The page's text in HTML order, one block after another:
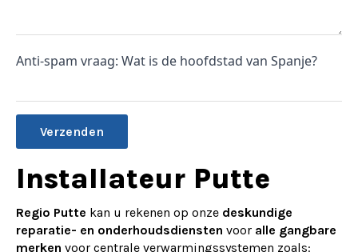
Anti-spam vraag: Wat is de hoofdstad van Spanje?
Alternative:
Installateur Putte
Regio Putte kan u rekenen op onze deskundige
reparatie- en onderhoudsdiensten voor alle gangbare
merken voor centrale verwarmingssystemen zoals: